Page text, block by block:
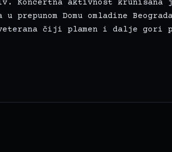
aktivnost krunisana
prepunom Domu omladine
čiji plamen i dalje gori